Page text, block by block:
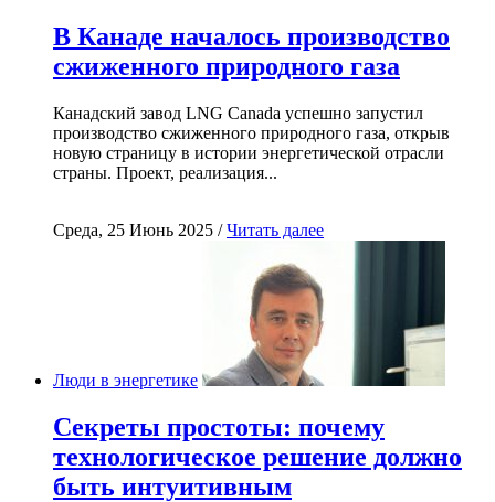
В Канаде началось производство
сжиженного природного газа
Канадский завод LNG Canada успешно запустил
производство сжиженного природного газа, открыв
новую страницу в истории энергетической отрасли
страны. Проект, реализация...
Среда, 25 Июнь 2025 /Читать далее
Люди в энергетике
Секреты простоты: почему
технологическое решение должно
быть интуитивным